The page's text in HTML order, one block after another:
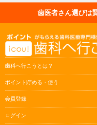
歯医者さん選びは
歯科へ行こうとは？
ポイント貯める・使う
会員登録
ログイン